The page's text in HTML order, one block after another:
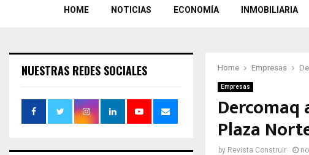
HOME NOTICIAS ECONOMÍA INMOBILIARIA
Home Empresas
Empresas
Dercomaq
Plaza
by Revista Construir
NUESTRAS REDES SOCIALES